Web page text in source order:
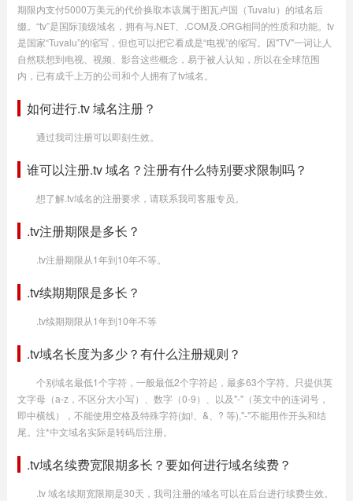
期限内支付5000万美元的代价换取本该属于图瓦卢国（Tuvalu）的域名后
缀。“tv”是国际顶级域名，拥有与.NET、.COM及.ORG相同的性质和功能。tv
是国家“Tuvalu”的缩写，但也可以把它看成是“电视”的缩写。因"TV"一词让人
自然联想到电视、视频、影音这些概念，易于被人认知，所以在全球范围
内，已有成千上万的公司和个人拥有了tv域名。
如何进行.tv 域名注册？
通过我司注册可以即刻生效。
谁可以注册.tv 域名？注册有什么特别要求限制吗？
想了解.tv域名的注册要求，请联系我司客服专员。
.tv注册期限是多长？
.tv注册期限从1年到10年不等。
.tv续期期限是多长？
.tv续期期限从1年到10年不等
.tv域名长度为多少？有什么注册规则？
个别域名最低1个字符，一般最低2个字符起，最多63个字符。只提供英
文字母（a-z，不区分大小写）、数字（0-9）、以及"-"（英文中的连词号，
即中横线），不能使用空格及特殊字符(如!、&、? 等),"-"不能用作开头和结
尾。注*中文域名实际是转码后注册。
.tv域名续费宽限期多长？要如何进行域名续费？
.tv 域名续期宽限期是30天，我司注册的域名可以在后台进行续费生效。